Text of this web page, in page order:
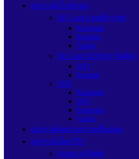
อุปกรณ์เก็บข้อมูล
SD Card (เอสดีการ์ด)
Kingston
Sandisk
Adata
SD Card HDD(ฮาร์ดดิส)
WD
Seagate
SSD
Kingston
WD
Samsung
Adata
อุปกรณ์ต่อพ่วง/สายเชื่อมต่อ
อุปกรณ์เน็ตเวิร์ก
Switch (สวิตช์)